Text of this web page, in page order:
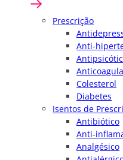
Prescrição
Anti-
Colesterol
Diabetes
Isentos de
Antibiótico
Anti-
Analgésico